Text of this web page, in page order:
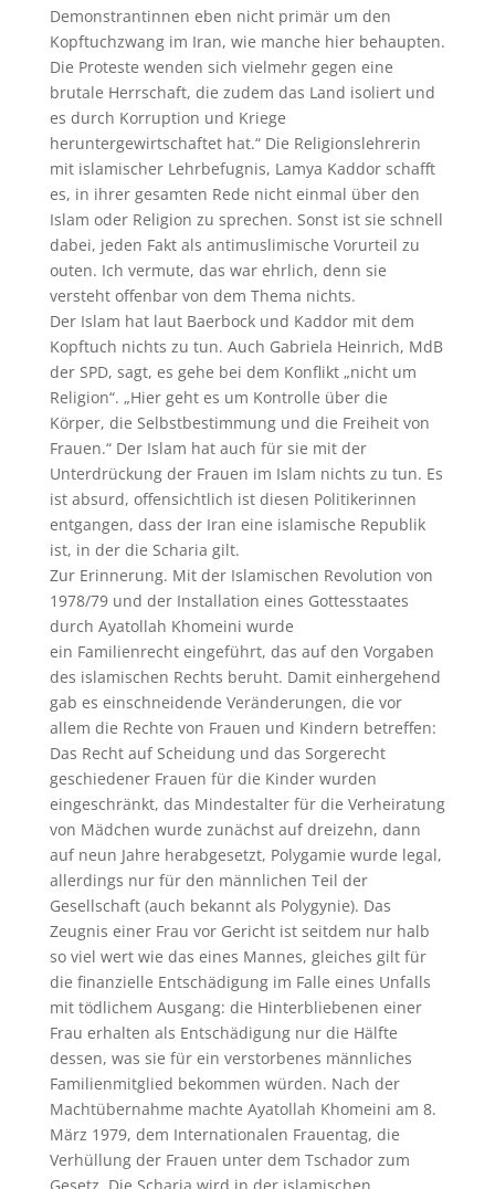
Demonstrantinnen eben nicht primär um den
Kopftuchzwang im Iran, wie manche hier behaupten.
Die Proteste wenden sich vielmehr gegen eine
brutale Herrschaft, die zudem das Land isoliert und
es durch Korruption und Kriege
heruntergewirtschaftet hat.“ Die Religionslehrerin
mit islamischer Lehrbefugnis, Lamya Kaddor schafft
es, in ihrer gesamten Rede nicht einmal über den
Islam oder Religion zu sprechen. Sonst ist sie schnell
dabei, jeden Fakt als antimuslimische Vorurteil zu
outen. Ich vermute, das war ehrlich, denn sie
versteht offenbar von dem Thema nichts.
Der Islam hat laut Baerbock und Kaddor mit dem
Kopftuch nichts zu tun. Auch Gabriela Heinrich, MdB
der SPD, sagt, es gehe bei dem Konflikt „nicht um
Religion“. „Hier geht es um Kontrolle über die
Körper, die Selbstbestimmung und die Freiheit von
Frauen.“ Der Islam hat auch für sie mit der
Unterdrückung der Frauen im Islam nichts zu tun. Es
ist absurd, offensichtlich ist diesen Politikerinnen
entgangen, dass der Iran eine islamische Republik
ist, in der die Scharia gilt.
Zur Erinnerung. Mit der Islamischen Revolution von
1978/79 und der Installation eines Gottesstaates
durch Ayatollah Khomeini wurde
ein Familienrecht eingeführt, das auf den Vorgaben
des islamischen Rechts beruht. Damit einhergehend
gab es einschneidende Veränderungen, die vor
allem die Rechte von Frauen und Kindern betreffen:
Das Recht auf Scheidung und das Sorgerecht
geschiedener Frauen für die Kinder wurden
eingeschränkt, das Mindestalter für die Verheiratung
von Mädchen wurde zunächst auf dreizehn, dann
auf neun Jahre herabgesetzt, Polygamie wurde legal,
allerdings nur für den männlichen Teil der
Gesellschaft (auch bekannt als Polygynie). Das
Zeugnis einer Frau vor Gericht ist seitdem nur halb
so viel wert wie das eines Mannes, gleiches gilt für
die finanzielle Entschädigung im Falle eines Unfalls
mit tödlichem Ausgang: die Hinterbliebenen einer
Frau erhalten als Entschädigung nur die Hälfte
dessen, was sie für ein verstorbenes männliches
Familienmitglied bekommen würden. Nach der
Machtübernahme machte Ayatollah Khomeini am 8.
März 1979, dem Internationalen Frauentag, die
Verhüllung der Frauen unter dem Tschador zum